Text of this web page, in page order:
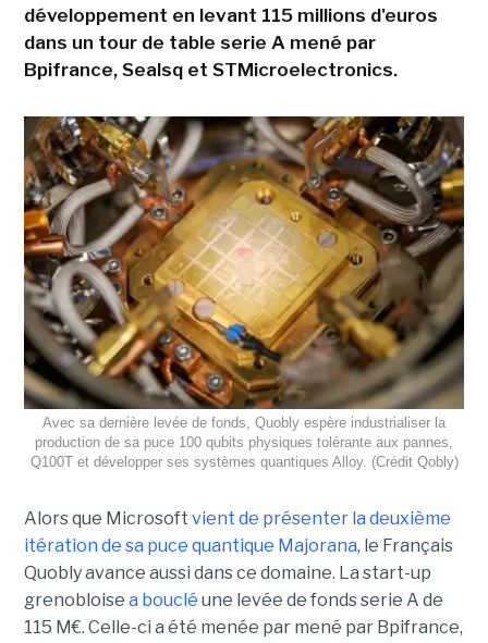
développement en levant 115 millions d'euros
dans un tour de table serie A mené par
Bpifrance, Sealsq et STMicroelectronics.
Avec sa dernière levée de fonds, Quobly espère industrialiser la
production de sa puce 100 qubits physiques tolérante aux pannes,
Q100T et développer ses systèmes quantiques Alloy. (Crédit Qobly)
Alors que Microsoft vient de présenter la deuxième
itération de sa puce quantique Majorana, le Français
Quobly avance aussi dans ce domaine. La start-up
grenobloise a bouclé une levée de fonds serie A de
115 M€. Celle-ci a été menée par mené par Bpifrance,